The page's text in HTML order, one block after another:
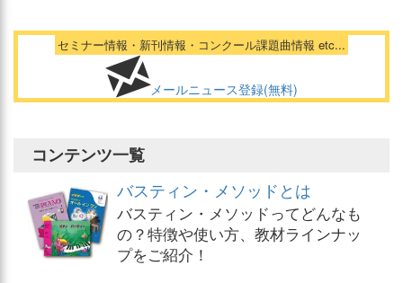
セミナー情報・新刊情報・コンクール課題曲情報 etc...
メールニュース登録(無料)
コンテンツ一覧
バスティン・メソッドとは
バスティン・メソッドってどんなも
の？特徴や使い方、教材ラインナッ
プをご紹介！